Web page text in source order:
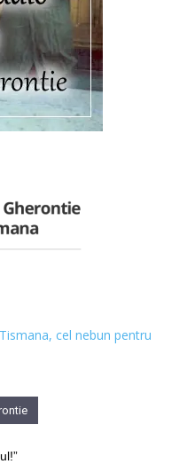
cel nebun pentru